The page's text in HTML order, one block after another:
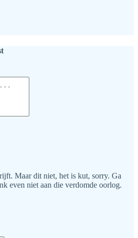
Maar dit niet, het is kut, sorry. Ga
even niet aan die verdomde oorlog.